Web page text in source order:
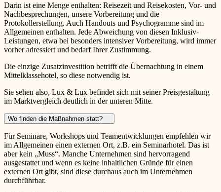
Darin ist eine Menge enthalten: Reisezeit und Reisekosten, Vor- und
Nachbesprechungen, unsere Vorbereitung und die
Protokollerstellung. Auch Handouts und Psychogramme sind im
Allgemeinen enthalten. Jede Abweichung von diesen Inklusiv-
Leistungen, etwa bei besonders intensiver Vorbereitung, wird immer
vorher adressiert und bedarf Ihrer Zustimmung.
Die einzige Zusatzinvestition betrifft die Übernachtung in einem
Mittelklassehotel, so diese notwendig ist.
Sie sehen also, Lux & Lux befindet sich mit seiner Preisgestaltung
im Marktvergleich deutlich in der unteren Mitte.
Wo finden die Maßnahmen statt?
Für Seminare, Workshops und Teamentwicklungen empfehlen wir
im Allgemeinen einen externen Ort, z.B. ein Seminarhotel. Das ist
aber kein „Muss“. Manche Unternehmen sind hervorragend
ausgestattet und wenn es keine inhaltlichen Gründe für einen
externen Ort gibt, sind diese durchaus auch im Unternehmen
durchführbar.